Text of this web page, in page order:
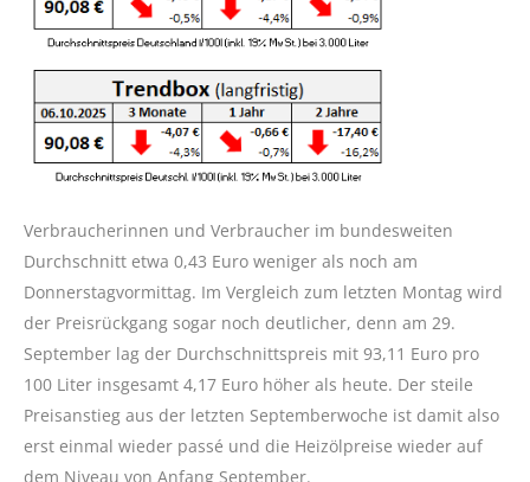
Verbraucherinnen und Verbraucher im bundesweiten
Durchschnitt etwa 0,43 Euro weniger als noch am
Donnerstagvormittag. Im Vergleich zum letzten Montag wird
der Preisrückgang sogar noch deutlicher, denn am 29.
September lag der Durchschnittspreis mit 93,11 Euro pro
100 Liter insgesamt 4,17 Euro höher als heute. Der steile
Preisanstieg aus der letzten Septemberwoche ist damit also
erst einmal wieder passé und die Heizölpreise wieder auf
dem Niveau von Anfang September.